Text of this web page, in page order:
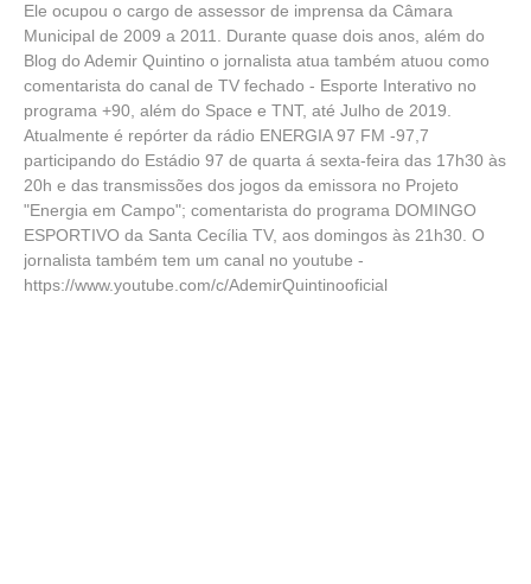
Ele ocupou o cargo de assessor de imprensa da Câmara
Municipal de 2009 a 2011. Durante quase dois anos, além do
Blog do Ademir Quintino o jornalista atua também atuou como
comentarista do canal de TV fechado - Esporte Interativo no
programa +90, além do Space e TNT, até Julho de 2019.
Atualmente é repórter da rádio ENERGIA 97 FM -97,7
participando do Estádio 97 de quarta á sexta-feira das 17h30 às
20h e das transmissões dos jogos da emissora no Projeto
"Energia em Campo"; comentarista do programa DOMINGO
ESPORTIVO da Santa Cecília TV, aos domingos às 21h30. O
jornalista também tem um canal no youtube -
https://www.youtube.com/c/AdemirQuintinooficial